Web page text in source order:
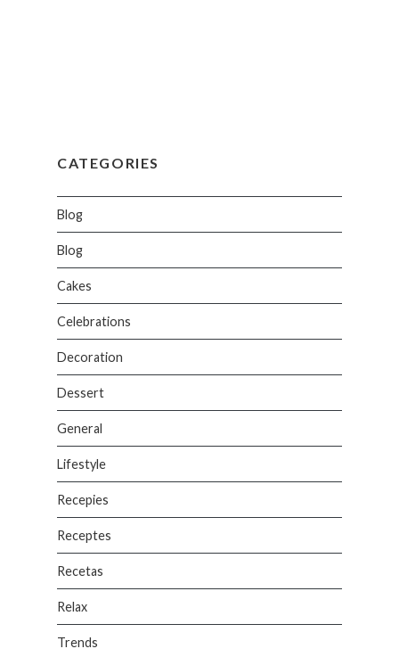
CATEGORIES
Blog
Blog
Cakes
Celebrations
Decoration
Dessert
General
Lifestyle
Recepies
Receptes
Recetas
Relax
Trends